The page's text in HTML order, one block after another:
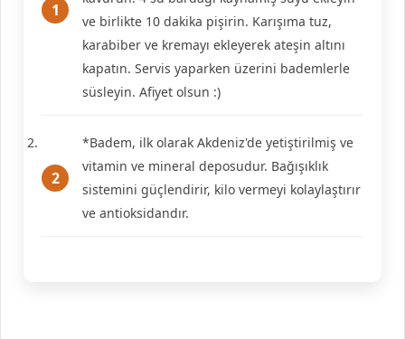
ve birlikte 10 dakika pişirin. Karışıma tuz,
karabiber ve kremayı ekleyerek ateşin altını
kapatın. Servis yaparken üzerini bademlerle
süsleyin. Afiyet olsun :)
*Badem, ilk olarak Akdeniz'de yetiştirilmiş ve
vitamin ve mineral deposudur. Bağışıklık
sistemini güçlendirir, kilo vermeyi kolaylaştırır
ve antioksidandır.